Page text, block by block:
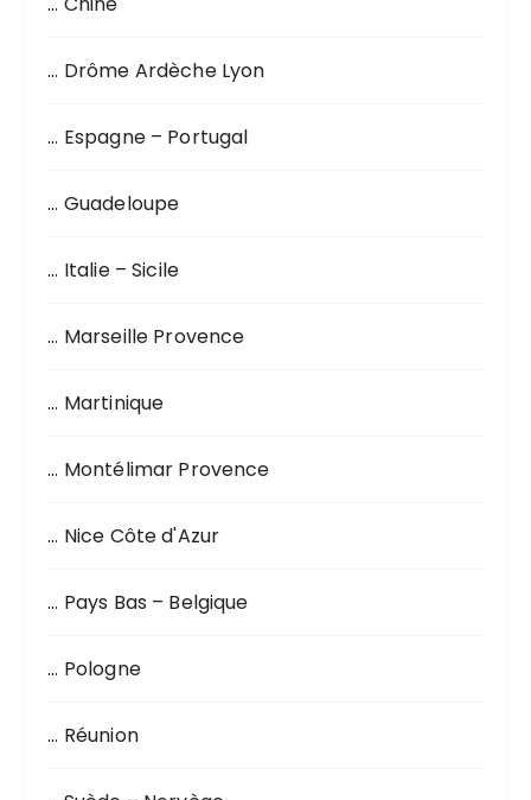
… Drôme Ardèche Lyon
… Espagne – Portugal
… Guadeloupe
… Italie – Sicile
… Marseille Provence
… Martinique
… Montélimar Provence
… Nice Côte d'Azur
… Pays Bas – Belgique
… Pologne
… Réunion